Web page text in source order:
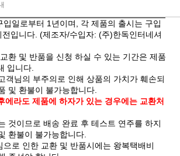
입일로부터 1년이며, 각 제품의 출시는 구입
입니다. (제조자/수입자: (주)한독인터네셔
환 및 반품을 신청 하실 수 있는 기간은 제품
입니다.
객님의 부주의로 인해 상품의 가치가 훼손되
및 환불이 불가능합니다.
에라도 제품에 하자가 있는 경우에는 교환처
것이므로 배송 완료 후 테스트 연주를 하지
환불이 불가능합니다.
으로 인한 교환 및 반품시에는 왕복택배비